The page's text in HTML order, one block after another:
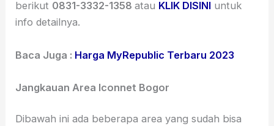
berikut 0831-3332-1358atau KLIK DISINI untuk
info detailnya.
Baca Juga : Harga MyRepublic Terbaru 2023
Jangkauan Area Iconnet Bogor
Dibawah ini ada beberapa area yang sudah bisa